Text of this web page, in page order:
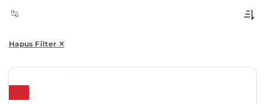
Hapus Filter ✕
-12%